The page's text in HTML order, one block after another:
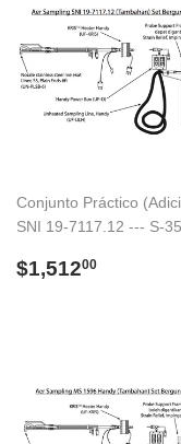
Conjunto Práctico
SNI 19-7117.12 --- S-35
Precio
$1,51200